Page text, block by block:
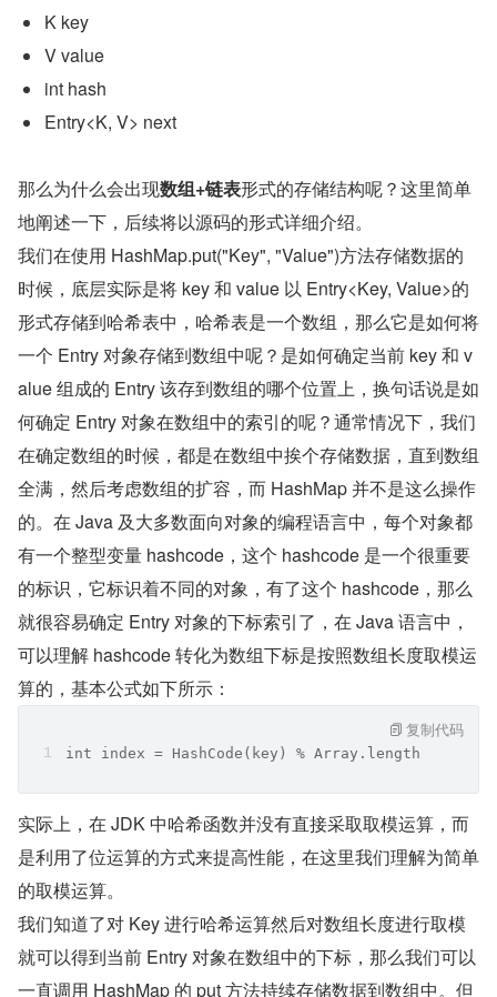
K key
V value
int hash
Entry<K, V> next
那么为什么会出现数组+链表形式的存储结构呢？这里简单
地阐述一下，后续将以源码的形式详细介绍。
我们在使用 HashMap.put("Key", "Value")方法存储数据的
时候，底层实际是将 key 和 value 以 Entry<Key, Value>的
形式存储到哈希表中，哈希表是一个数组，那么它是如何将
一个 Entry 对象存储到数组中呢？是如何确定当前 key 和 v
alue 组成的 Entry 该存到数组的哪个位置上，换句话说是如
何确定 Entry 对象在数组中的索引的呢？通常情况下，我们
在确定数组的时候，都是在数组中挨个存储数据，直到数组
全满，然后考虑数组的扩容，而 HashMap 并不是这么操作
的。在 Java 及大多数面向对象的编程语言中，每个对象都
有一个整型变量 hashcode，这个 hashcode 是一个很重要
的标识，它标识着不同的对象，有了这个 hashcode，那么
就很容易确定 Entry 对象的下标索引了，在 Java 语言中，
可以理解 hashcode 转化为数组下标是按照数组长度取模运
算的，基本公式如下所示：
int index = HashCode(key) % Array.length
复制代码
实际上，在 JDK 中哈希函数并没有直接采取取模运算，而
是利用了位运算的方式来提高性能，在这里我们理解为简单
的取模运算。
我们知道了对 Key 进行哈希运算然后对数组长度进行取模
就可以得到当前 Entry 对象在数组中的下标，那么我们可以
一直调用 HashMap 的 put 方法持续存储数据到数组中。但